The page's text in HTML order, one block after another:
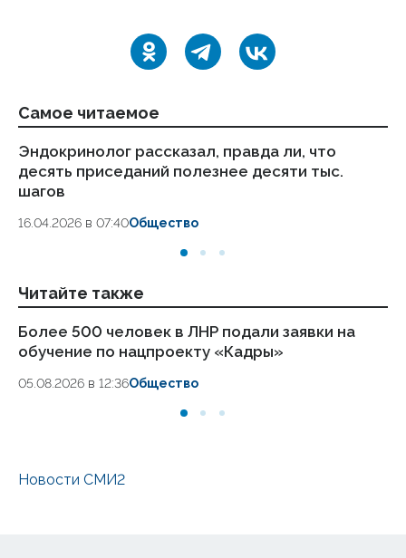
Самое читаемое
Эндокринолог рассказал, правда ли, что
десять приседаний полезнее десяти тыс.
шагов
16.04.2026 в 07:40Общество
Читайте также
Более 500 человек в ЛНР подали заявки на
обучение по нацпроекту «Кадры»
05.08.2026 в 12:36Общество
Новости СМИ2